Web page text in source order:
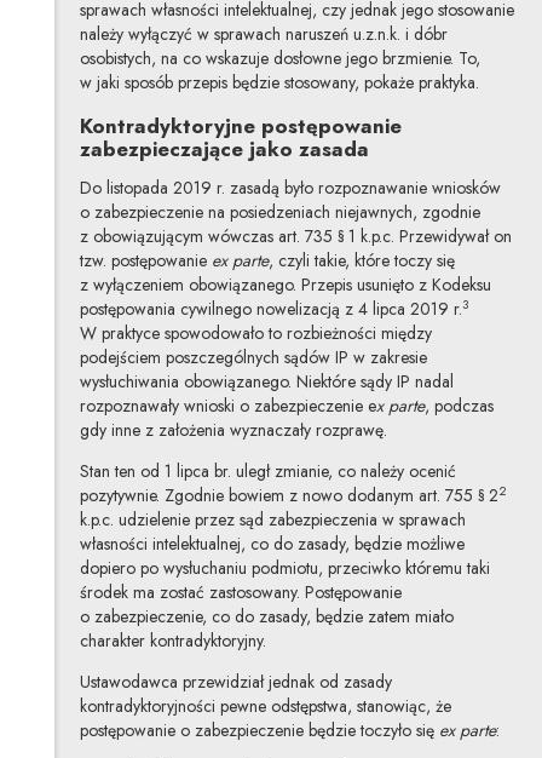
sprawach własności intelektualnej, czy jednak jego stosowanie
należy wyłączyć w sprawach naruszeń u.z.n.k. i dóbr
osobistych, na co wskazuje dosłowne jego brzmienie. To,
w jaki sposób przepis będzie stosowany, pokaże praktyka.
Kontradyktoryjne postępowanie
zabezpieczające jako zasada
Do listopada 2019 r. zasadą było rozpoznawanie wniosków
o zabezpieczenie na posiedzeniach niejawnych, zgodnie
z obowiązującym wówczas art. 735 § 1 k.p.c. Przewidywał on
tzw. postępowanie ex parte, czyli takie, które toczy się
z wyłączeniem obowiązanego. Przepis usunięto z Kodeksu
postępowania cywilnego nowelizacją z 4 lipca 2019 r.3
W praktyce spowodowało to rozbieżności między
podejściem poszczególnych sądów IP w zakresie
wysłuchiwania obowiązanego. Niektóre sądy IP nadal
rozpoznawały wnioski o zabezpieczenie ex parte, podczas
gdy inne z założenia wyznaczały rozprawę.
Stan ten od 1 lipca br. uległ zmianie, co należy ocenić
pozytywnie. Zgodnie bowiem z nowo dodanym art. 755 § 22
k.p.c. udzielenie przez sąd zabezpieczenia w sprawach
własności intelektualnej, co do zasady, będzie możliwe
dopiero po wysłuchaniu podmiotu, przeciwko któremu taki
środek ma zostać zastosowany. Postępowanie
o zabezpieczenie, co do zasady, będzie zatem miało
charakter kontradyktoryjny.
Ustawodawca przewidział jednak od zasady
kontradyktoryjności pewne odstępstwa, stanowiąc, że
postępowanie o zabezpieczenie będzie toczyło się ex parte: